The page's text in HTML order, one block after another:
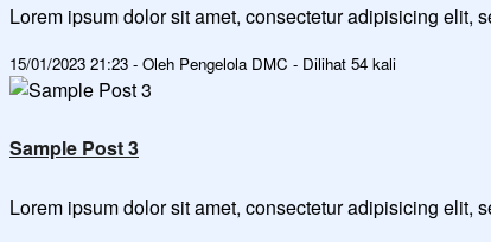
Lorem ipsum dolor sit amet, consectetur adipisicing elit,
15/01/2023 21:23 - Oleh Pengelola DMC - Dilihat 54 kali
Sample Post 3
Lorem ipsum dolor sit amet, consectetur adipisicing elit,